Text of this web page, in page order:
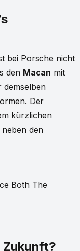
bei Porsche nicht
den Macan mit
Der
kürzlichen
den